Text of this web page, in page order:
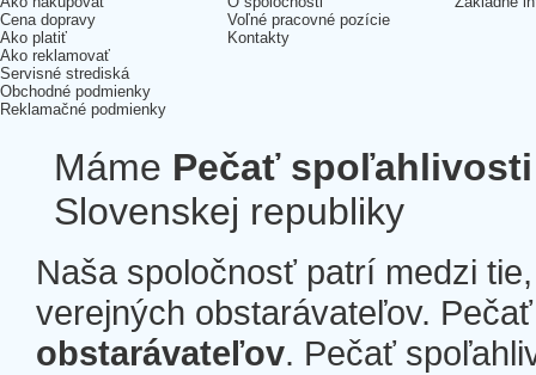
Cena dopravy
Ako platiť
Ako reklamovať
Servisné strediská
Obchodné podmienky
Reklamačné podmienky
Voľné pracovné pozície
Kontakty
Máme Pečať spoľahlivosti
Slovenskej republiky
Naša spoločnosť patrí medzi
verejných obstarávateľov.
obstarávateľov. Pečať